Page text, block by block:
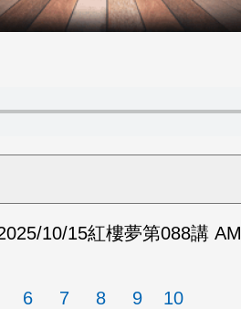
10/15紅樓夢第088講 AM
6 7 8 9 10